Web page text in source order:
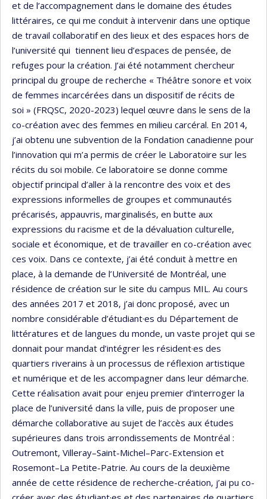
et de l’accompagnement dans le domaine des études
littéraires, ce qui me conduit à intervenir dans une optique
de travail collaboratif en des lieux et des espaces hors de
l’université qui tiennent lieu d’espaces de pensée, de
refuges pour la création. J’ai été notamment chercheur
principal du groupe de recherche « Théâtre sonore et voix
de femmes incarcérées dans un dispositif de récits de
soi » (FRQSC, 2020-2023) lequel œuvre dans le sens de la
co-création avec des femmes en milieu carcéral. En 2014,
j’ai obtenu une subvention de la Fondation canadienne pour
l’innovation qui m’a permis de créer le Laboratoire sur les
récits du soi mobile. Ce laboratoire se donne comme
objectif principal d’aller à la rencontre des voix et des
expressions informelles de groupes et communautés
précarisés, appauvris, marginalisés, en butte aux
expressions du racisme et de la dévaluation culturelle,
sociale et économique, et de travailler en co-création avec
ces voix. Dans ce contexte, j’ai été conduit à mettre en
place, à la demande de l’Université de Montréal, une
résidence de création sur le site du campus MIL. Au cours
des années 2017 et 2018, j’ai donc proposé, avec un
nombre considérable d’étudiant·es du Département de
littératures et de langues du monde, un vaste projet qui se
donnait pour mandat d’intégrer les résident·es des
quartiers riverains à un processus de réflexion artistique
et numérique et de les accompagner dans leur démarche.
Cette réalisation avait pour enjeu premier d’interroger la
place de l’université dans la ville, puis de proposer une
démarche collaborative au sujet de l’accès aux études
supérieures dans trois arrondissements de Montréal :
Outremont, Villeray–Saint-Michel–Parc-Extension et
Rosemont–La Petite-Patrie. Au cours de la deuxième
année de cette résidence de recherche-création, j’ai pu co-